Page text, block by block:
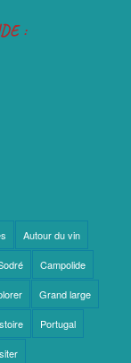
:
Autour du vin
Campolide
Grand large
Portugal